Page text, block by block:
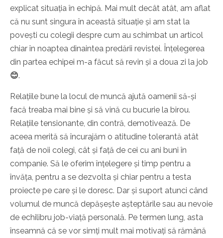
explicat situația în echipă. Mai mult decât atât, am aflat
că nu sunt singura în această situație și am stat la
povești cu colegii despre cum au schimbat un articol
chiar în noaptea dinaintea predării revistei. Înțelegerea
din partea echipei m-a făcut să revin și a doua zi la job
😊.
Relațiile bune la locul de muncă ajută oamenii să-și
facă treaba mai bine și să vină cu bucurie la birou.
Relațiile tensionante, din contră, demotivează. De
aceea merită să încurajăm o atitudine tolerantă atât
față de noii colegi, cât și față de cei cu ani buni în
companie. Să le oferim înțelegere și timp pentru a
învăța, pentru a se dezvolta și chiar pentru a testa
proiecte pe care și le doresc. Dar și suport atunci când
volumul de muncă depășește așteptările sau au nevoie
de echilibru job-viață personală. Pe termen lung, asta
înseamnă că se vor simți mult mai motivați să rămână